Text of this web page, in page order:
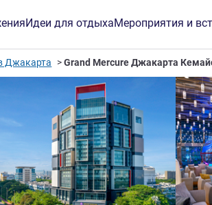
Идеи для отдыхаМероприятия и
Джакарта Grand Mercure Джакарта